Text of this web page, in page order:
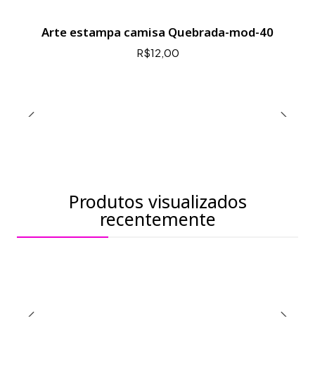
Arte estampa camisa Quebrada-mod-40
R$12,00
Produtos visualizados
recentemente